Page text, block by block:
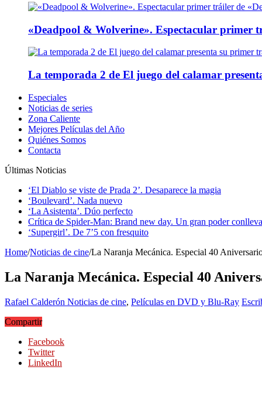
«Deadpool & Wolverine». Espectacular primer
La temporada 2 de El juego del calamar
Especiales
Noticias de series
Zona Caliente
Mejores Películas del Año
Quiénes Somos
Contacta
Últimas Noticias
‘El Diablo se viste de Prada 2’. Desaparece la magia
‘Boulevard’. Nada nuevo
‘La Asistenta’. Dúo perfecto
Crítica de Spider-Man: Brand new day. Un gran poder
‘Supergirl’. De 7’5 con fresquito
Home/Noticias de cine/La Naranja Mecánica. Especial 40
La Naranja Mecánica. Especial 40
Rafael Calderón Noticias de cine, Películas en DVD y Blu-Ray
Compartir
Facebook
Twitter
LinkedIn